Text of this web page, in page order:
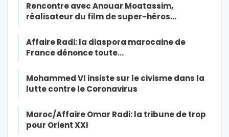
Rencontre avec Anouar Moatassim,
réalisateur du film de super-héros…
Affaire Radi: la diaspora marocaine de
France dénonce toute…
Mohammed VI insiste sur le civisme dans la
lutte contre le Coronavirus
Maroc/Affaire Omar Radi: la tribune de trop
pour Orient XXI